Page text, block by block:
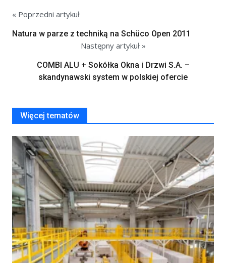
« Poprzedni artykuł
Natura w parze z techniką na Schüco Open 2011
Następny artykuł »
COMBI ALU + Sokółka Okna i Drzwi S.A. –
skandynawski system w polskiej ofercie
Więcej tematów